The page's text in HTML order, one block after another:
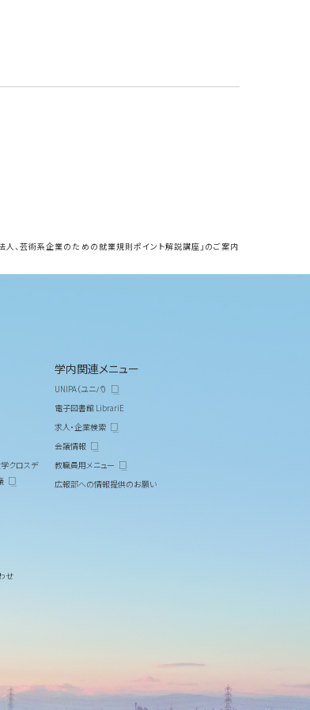
、芸術系企業のための就業規則ポイント解説講座」のご案内
クロスデ
せ
学内関連メニュー
UNIPA（ユニパ）
電子図書館 LibrariE
求人・企業検索
会議情報
教職員用メニュー
広報部への情報提供のお願い